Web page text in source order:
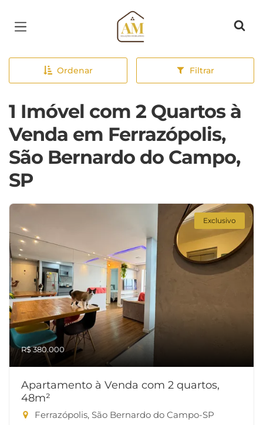
Página inicial
Ordenar Filtrar
1 Imóvel com 2 Quartos à
Venda em Ferrazópolis,
São Bernardo do Campo,
SP
Exclusivo
R$ 380.000
Apartamento à Venda com 2 quartos,
48m²
Ferrazópolis, São Bernardo do Campo-SP